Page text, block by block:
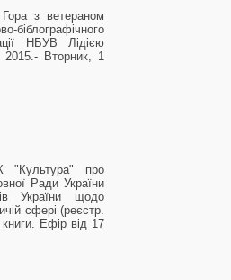
з ветераном
біблографічного
НБУВ Лідією
Вторник, 1
"Культура" про
Ради України
України щодо
сфері (реєстр.
Ефір від 17